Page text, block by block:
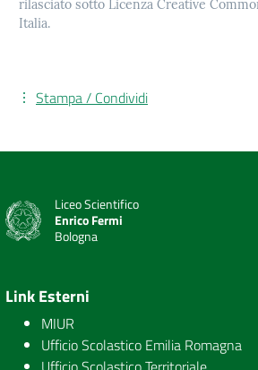
rilasciato sotto Licenza Creative
Italia.
Stampa / Condividi
Liceo Scientifico
Enrico Fermi
Bologna
Link Esterni
MIUR
Ufficio Scolastico Emilia Romagna